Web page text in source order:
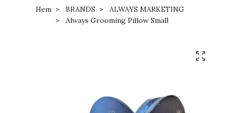
Hem BRANDS
ALWAYS MARKETING
Always Grooming Pillow Small